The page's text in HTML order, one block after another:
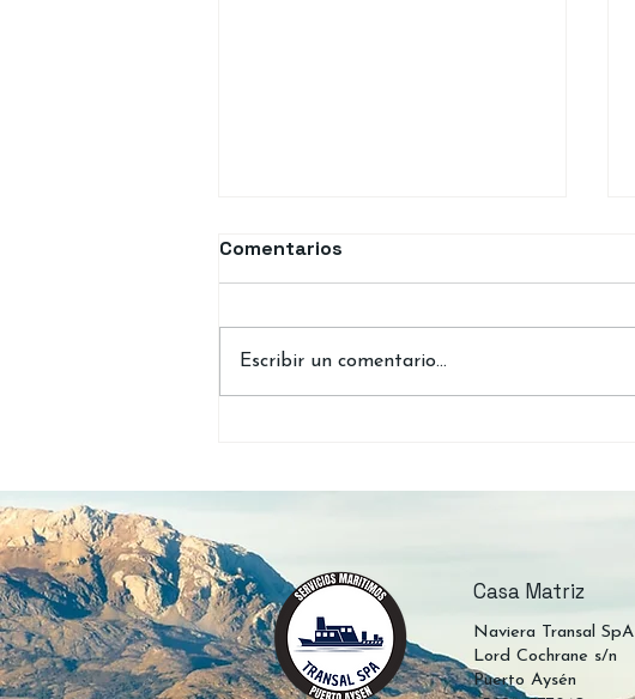
Puerto Aguirre –
Comentarios
Escribir un comentario...
Casa Matriz
Naviera Transal SpA
Lord Cochrane s/n
Puerto Aysén